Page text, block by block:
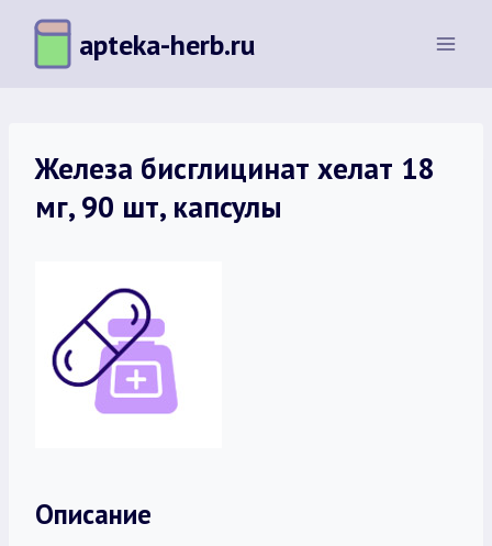
Перейти
содержимому
apteka-herb.ru
Железа бисглицинат хелат 18
мг, 90 шт, капсулы
Описание